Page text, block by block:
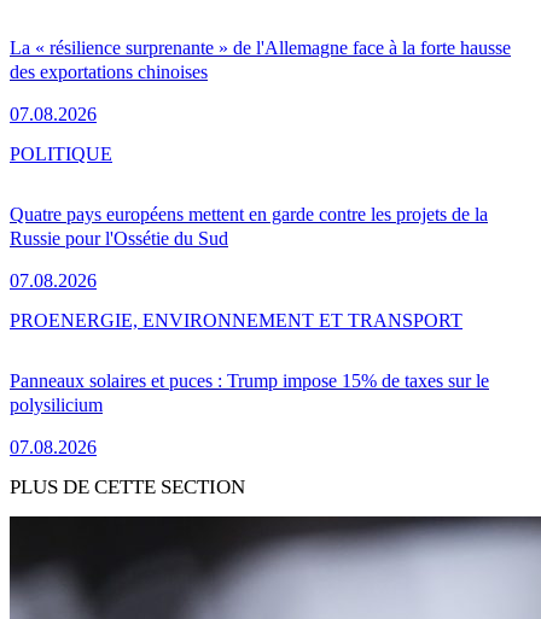
La « résilience surprenante » de l'Allemagne face à la forte hausse
des exportations chinoises
07.08.2026
Quatre pays européens mettent en garde contre les projets de la
Russie pour l'Ossétie du Sud
07.08.2026
POLITIQUE
Panneaux solaires et puces : Trump impose 15% de taxes sur le
polysilicium
07.08.2026
PROENERGIE, ENVIRONNEMENT ET TRANSPORT
PLUS DE CETTE SECTION